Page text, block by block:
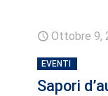
Ottobre 9,
EVENTI
Sapori